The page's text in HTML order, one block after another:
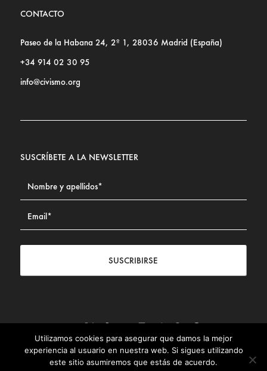
CONTACTO
Paseo de la Habana 24, 2º 1, 28036 Madrid (España)
+34 914 02 30 95
info@civismo.org
SUSCRÍBETE A LA NEWSLETTER
SUSCRIBIRSE
Contacto | Aviso legal | Política de privacidad | Política de
Cookies
Utilizamos cookies para asegurar que damos la mejor
experiencia al usuario en nuestra web. Si sigues utilizando
este sitio asumiremos que estás de acuerdo.